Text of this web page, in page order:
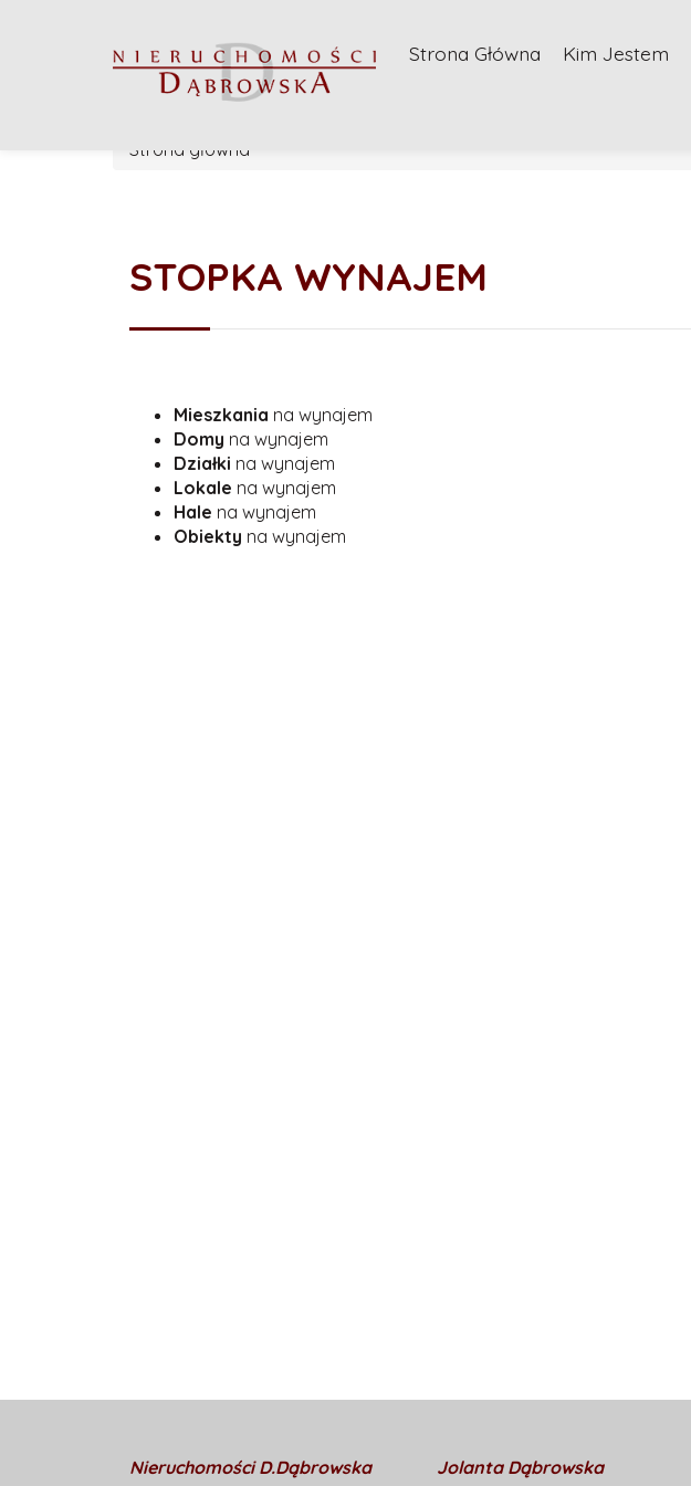
Strona Główna Kim Jestem
Strona główna
STOPKA WYNAJEM
Mieszkania na wynajem
Domy na wynajem
Działki na wynajem
Lokale na wynajem
Hale na wynajem
Obiekty na wynajem
Nieruchomości D.Dąbrowska Jolanta Dąbrowska